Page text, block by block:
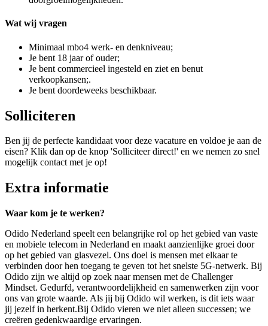
Wat wij vragen
Minimaal mbo4 werk- en denkniveau;
Je bent 18 jaar of ouder;
Je bent commercieel ingesteld en ziet en benut
verkoopkansen;.
Je bent doordeweeks beschikbaar.
Solliciteren
Ben jij de perfecte kandidaat voor deze vacature en voldoe je aan de
eisen? Klik dan op de knop 'Solliciteer direct!' en we nemen zo snel
mogelijk contact met je op!
Extra informatie
Waar kom je te werken?
Odido Nederland speelt een belangrijke rol op het gebied van vaste
en mobiele telecom in Nederland en maakt aanzienlijke groei door
op het gebied van glasvezel. Ons doel is mensen met elkaar te
verbinden door hen toegang te geven tot het snelste 5G-netwerk. Bij
Odido zijn we altijd op zoek naar mensen met de Challenger
Mindset. Gedurfd, verantwoordelijkheid en samenwerken zijn voor
ons van grote waarde. Als jij bij Odido wil werken, is dit iets waar
jij jezelf in herkent.Bij Odido vieren we niet alleen successen; we
creëren gedenkwaardige ervaringen.